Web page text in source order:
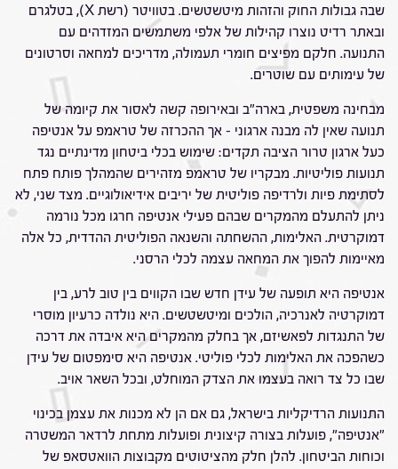
שבה גבולות החוק והזהות מיטשטשים. בטוויטר (רשת X), בטלגרם
ובאתר רדיט נוצרו קהילות של אלפי משתמשים המזדהים עם
התנועה. חלקם מפיצים חומרי תעמולה, מדריכים למחאה וסרטונים
של עימותים עם שוטרים.
מבחינה משפטית, בארה"ב ובאירופה קשה לאסור את קיומה של
תנועה שאין לה מבנה ארגוני – אך ההכרזה של טראמפ על אנטיפה
כעל ארגון טרור הציבה תקדים: שימוש בכלי ביטחון מדינתיים נגד
תנועות פוליטיות. מבקריו של טראמפ מזהירים שהמהלך פותח פתח
לסתימת פיות ולרדיפה פוליטית של יריבים אידיאולוגיים. מצד שני, לא
ניתן להתעלם מהמקרים שבהם פעילי אנטיפה חרגו מכל נורמה
דמוקרטית. האלימות, ההשחתה והשנאה הפוליטית ההדדית, כל אלה
מאיימות להפוך את המחאה עצמה לכלי הרסני.
אנטיפה היא תופעה של עידן חדש שבו הקווים בין טוב לרע, בין
דמוקרטיה לאנרכיה, הולכים ומיטשטשים. היא נולדה כרעיון מוסרי
של התנגדות לפאשיזם, אך בחלק מהמקרים היא איבדה את דרכה
כשהפכה את האלימות לכלי פוליטי. אנטיפה היא סימפטום של עידן
שבו כל צד רואה בעצמו את הצדק המוחלט, ובכל השאר אויב.
התנועות הרדיקליות בישראל, גם אם הן לא מכנות את עצמן בכינוי
"אנטיפה", פועלות בצורה קיצונית ופועלות מתחת לרדאר המשטרה
וכוחות הביטחון. להלן חלק מהציטוטים מקבוצות הוואטסאפ של